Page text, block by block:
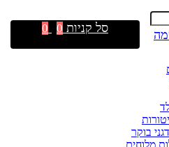
בוקר
מלוחים
סל קניות 0
0